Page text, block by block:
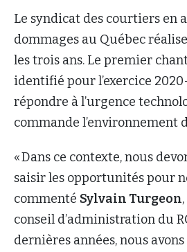
Le syndicat des courtiers en
dommages au Québec
les trois ans. Le premier
identifié pour l’exercice
répondre à l’urgence
commande l’environnement
« Dans ce contexte, nous
saisir les opportunités pour
commenté Sylvain Turgeon
conseil d’administration du
dernières années, nous